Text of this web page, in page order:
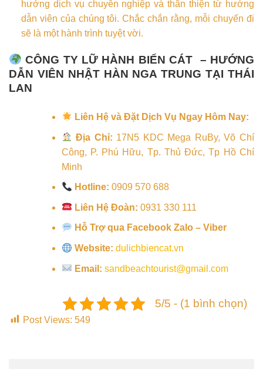
hưởng dịch vụ chuyên nghiệp và thân thiện từ hướng
dẫn viên của chúng tôi. Chắc chắn rằng, mỗi chuyến đi
sẽ là một hành trình tuyệt vời.
CÔNG TY LỮ HÀNH BIỂN CÁT – HƯỚNG
DẪN VIÊN NHẬT HÀN NGA TRUNG TẠI THÁI
LAN
Liên Hệ và Đặt Dịch Vụ Ngay Hôm Nay:
Địa Chỉ: 17N5 KDC Mega RuBy, Võ Chí
Công, P. Phú Hữu, Tp. Thủ Đức, Tp Hồ Chí
Minh
Hotline: 0909 570 688
Liên Hệ Đoàn: 0931 330 111
Hỗ Trợ qua Facebook Zalo – Viber
Website: dulichbiencat.vn
Email: sandbeachtourist@gmail.com
5/5 - (1 bình chọn)
Post Views: 549